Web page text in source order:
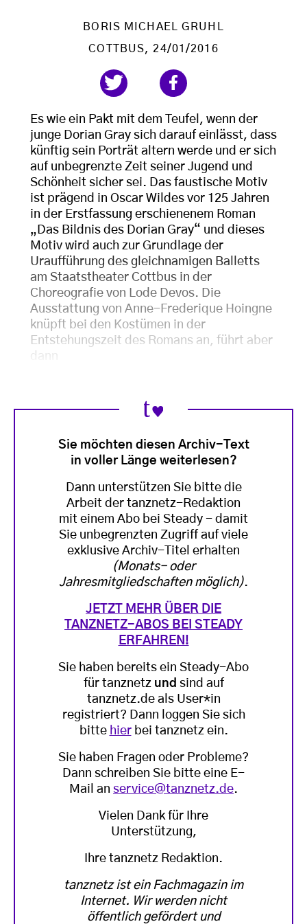
BORIS MICHAEL GRUHL
COTTBUS, 24/01/2016
Es wie ein Pakt mit dem Teufel, wenn der
junge Dorian Gray sich darauf einlässt, dass
künftig sein Porträt altern werde und er sich
auf unbegrenzte Zeit seiner Jugend und
Schönheit sicher sei. Das faustische Motiv
ist prägend in Oscar Wildes vor 125 Jahren
in der Erstfassung erschienenem Roman
„Das Bildnis des Dorian Gray“ und dieses
Motiv wird auch zur Grundlage der
Uraufführung des gleichnamigen Balletts
am Staatstheater Cottbus in der
Choreografie von Lode Devos. Die
Ausstattung von Anne-Frederique Hoingne
knüpft bei den Kostümen in der
Entstehungszeit des Romans an, führt aber
Sie möchten diesen Archiv-Text
in voller Länge weiterlesen?
Dann unterstützen Sie bitte die
Arbeit der tanznetz-Redaktion
mit einem Abo bei Steady - damit
Sie unbegrenzten Zugriff auf viele
exklusive Archiv-Titel erhalten
(Monats- oder
Jahresmitgliedschaften möglich).
JETZT MEHR ÜBER DIE
TANZNETZ-ABOS BEI STEADY
ERFAHREN!
Sie haben bereits ein Steady-Abo
für tanznetz und sind auf
tanznetz.de als User*in
registriert? Dann loggen Sie sich
bitte hierbei tanznetz ein.
Sie haben Fragen oder Probleme?
Dann schreiben Sie bitte eine E-
Mail an service@tanznetz.de.
Vielen Dank für Ihre
Unterstützung,
Ihre tanznetz Redaktion.
tanznetz ist ein Fachmagazin im
Internet. Wir werden nicht
öffentlich gefördert und